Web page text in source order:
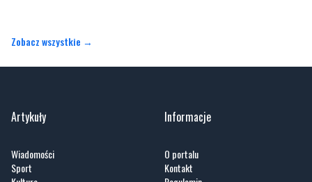
Zobacz wszystkie →
Artykuły
Wiadomości
Sport
Informacje
O portalu
Kontakt